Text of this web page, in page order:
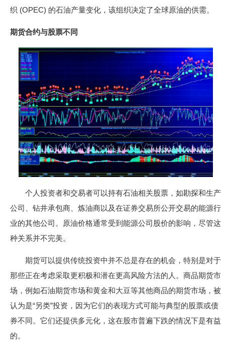
织 (OPEC) 的石油产量变化，该组织决定了全球原油的供需。
期货合约与股票不同
个人投资者和交易者可以持有石油相关股票，如勘探和生产
公司、钻井承包商、炼油商以及在证券交易所公开交易的能源行
业的其他公司。原油价格通常受到能源公司股价的影响，尽管这
种关系并不完美。
期货可以提供传统投资中并不总是存在的机会，特别是对于
那些正在考虑采取更积极和潜在更高风险方法的人。商品期货市
场，例如石油期货市场和黄金和大豆等其他商品的期货市场，被
认为是“另类”投资，因为它们的表现方式可能与典型的股票或债
券不同。它们还提供多元化，这在股市普遍下跌的情况下是有益
的。